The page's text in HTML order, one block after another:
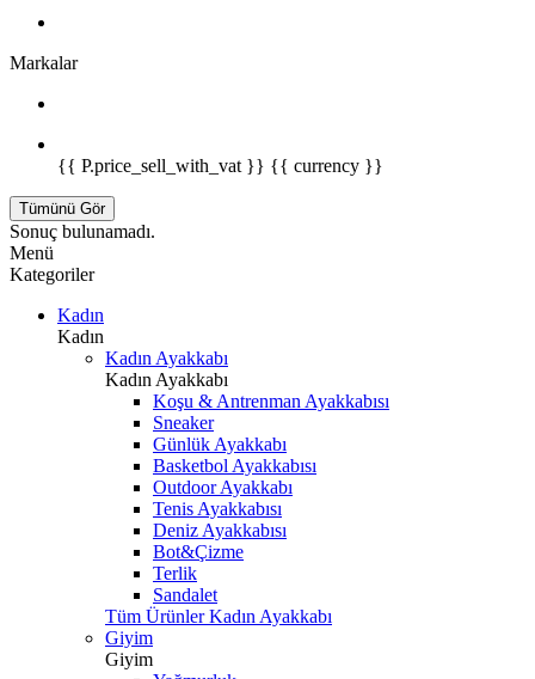
Markalar
{{ P.price_sell_with_vat }} {{ currency }}
Tümünü Gör
Sonuç bulunamadı.
Menü
Kategoriler
Kadın
Kadın
Kadın Ayakkabı
Kadın Ayakkabı
Koşu & Antrenman Ayakkabısı
Sneaker
Günlük Ayakkabı
Basketbol Ayakkabısı
Outdoor Ayakkabı
Tenis Ayakkabısı
Deniz Ayakkabısı
Bot&Çizme
Terlik
Sandalet
Tüm Ürünler Kadın Ayakkabı
Giyim
Giyim